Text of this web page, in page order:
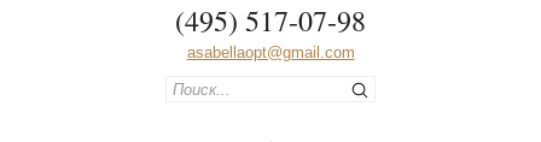
(495) 517-07-98
asabellaopt@gmail.com